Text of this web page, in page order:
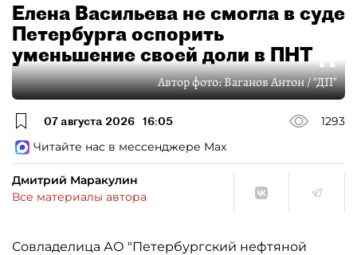
Елена Васильева не смогла в суде
Петербурга оспорить
уменьшение своей доли в ПНТ
Автор фото:Ваганов Антон / "ДП"
07 августа 2026 16:05
1293
Читайте нас в мессенджере Max
Дмитрий Маракулин
Все материалы автора
Совладелица АО "Петербургский нефтяной